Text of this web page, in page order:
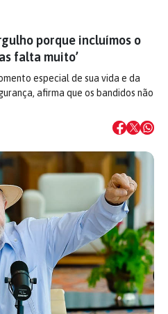
porque incluímos o
falta muito’
especial de sua vida e da
afirma que os bandidos não